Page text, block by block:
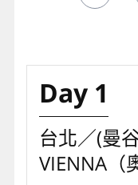
Day 1
台北／(曼
VIENNA（